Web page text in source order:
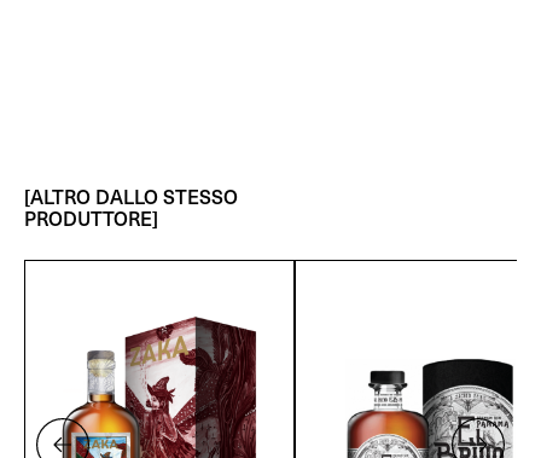
[ALTRO DALLO STESSO
PRODUTTORE]